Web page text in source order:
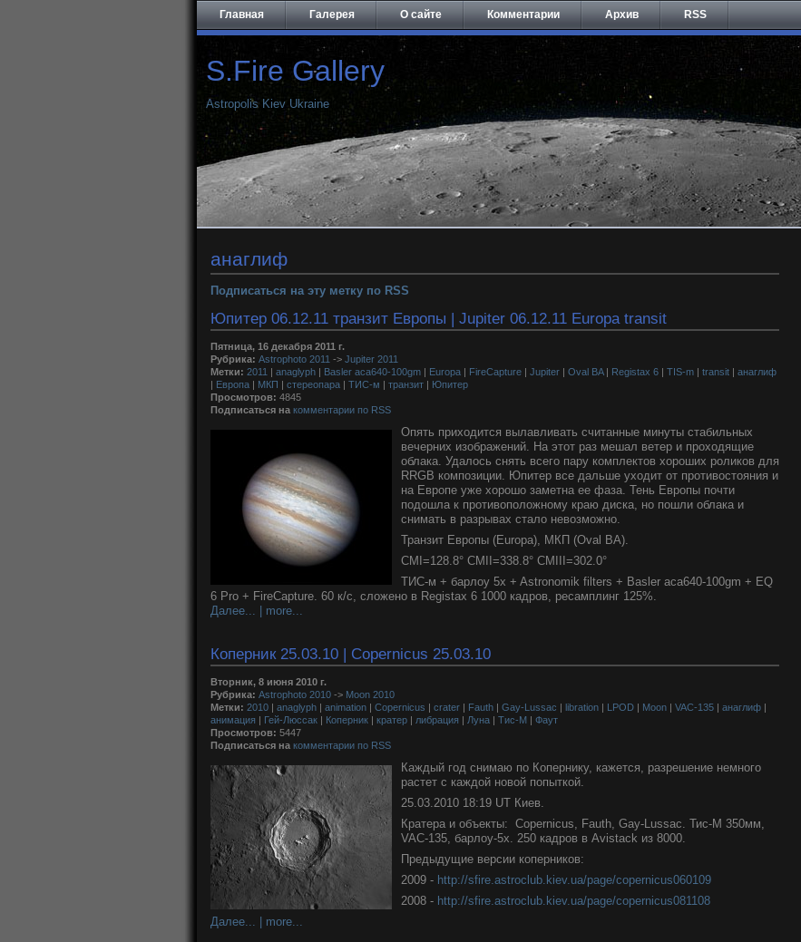
Главная Галерея О сайте Комментарии Архив RSS
S.Fire Gallery
Astropolis Kiev Ukraine
анаглиф
Подписаться на эту метку по RSS
Юпитер 06.12.11 транзит Европы | Jupiter 06.12.11 Europa transit
Пятница, 16 декабря 2011 г.
Рубрика: Astrophoto 2011 -> Jupiter 2011
Метки: 2011 | anaglyph | Basler aca640-100gm | Europa | FireCapture | Jupiter | Oval BA| Registax 6 | TIS-m | transit | анаглиф
| Европа | МКП | стереопара | ТИС-м | транзит | Юпитер
Просмотров: 4845
Подписаться на комментарии по RSS
Опять приходится вылавливать считанные минуты стабильных
вечерних изображений. На этот раз мешал ветер и проходящие
облака. Удалось снять всего пару комплектов хороших роликов для
RRGB композиции. Юпитер все дальше уходит от противостояния и
на Европе уже хорошо заметна ее фаза. Тень Европы почти
подошла к противоположному краю диска, но пошли облака и
снимать в разрывах стало невозможно.
Транзит Европы (Europa), МКП (Oval BA).
CMI=128.8° CMII=338.8° CMIII=302.0°
ТИС-м + барлоу 5x + Astronomik filters + Basler aca640-100gm + EQ
6 Pro + FireCapture. 60 к/с, сложено в Registax 6 1000 кадров, ресамплинг 125%.
Далее... | more...
Коперник 25.03.10 | Copernicus 25.03.10
Вторник, 8 июня 2010 г.
Рубрика: Astrophoto 2010 -> Moon 2010
Метки: 2010 | anaglyph | animation | Copernicus | crater | Fauth | Gay-Lussac | libration | LPOD | Moon | VAC-135 | анаглиф |
анимация | Гей-Люссак | Коперник | кратер | либрация | Луна | Тис-М | Фаут
Просмотров: 5447
Подписаться на комментарии по RSS
Каждый год снимаю по Копернику, кажется, разрешение немного
растет с каждой новой попыткой.
25.03.2010 18:19 UT Киев.
Кратера и объекты: Copernicus, Fauth, Gay-Lussac. Тис-М 350мм,
VAC-135, барлоу-5x. 250 кадров в Avistack из 8000.
Предыдущие версии коперников:
2009 - http://sfire.astroclub.kiev.ua/page/copernicus060109
2008 - http://sfire.astroclub.kiev.ua/page/copernicus081108
Далее... | more...